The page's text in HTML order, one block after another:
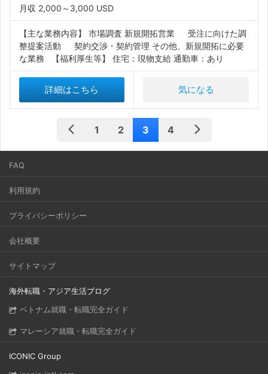
月収 2,000～3,000 USD
【主な業務内容】 市場調査 新規開拓営業 受注に向けた調
整提案活動 契約交渉・契約管理 その他、新規開拓に必要
な業務 【福利厚生等】 住宅：現物支給 通勤車：あり
詳細はこちら 気になる
1 2 3 4
FAQ
利用規約
プライバシーポリシー
会社概要
サイトマップ
海外転職・アジア生活ブログ
ベトナム就職・転職完全ガイド
マレーシア就職・転職完全ガイド
ICONIC Group